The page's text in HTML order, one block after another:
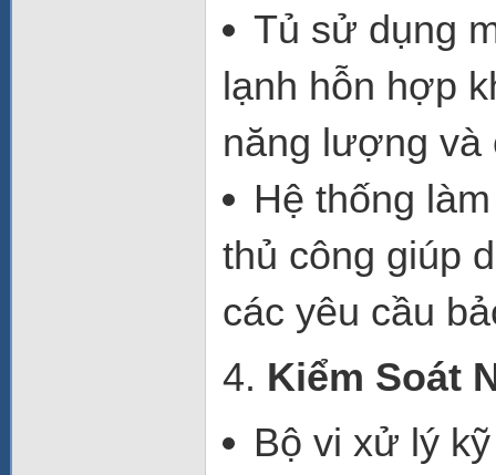
Tủ sử dụng
lạnh hỗn hợp
năng lượng và
Hệ thống
thủ công giúp
các yêu cầu
4. Kiểm Soát
Bộ vi xử lý